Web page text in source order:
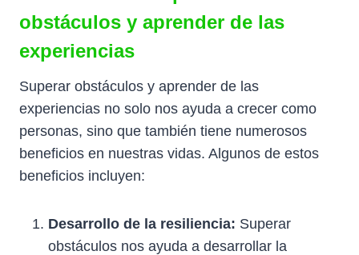
obstáculos y aprender de las
experiencias
Superar obstáculos y aprender de las
experiencias no solo nos ayuda a crecer como
personas, sino que también tiene numerosos
beneficios en nuestras vidas. Algunos de estos
beneficios incluyen:
Desarrollo de la resiliencia: Superar
obstáculos nos ayuda a desarrollar la